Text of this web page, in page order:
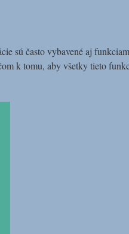
sú často vybavené aj
k tomu, aby všetky tieto